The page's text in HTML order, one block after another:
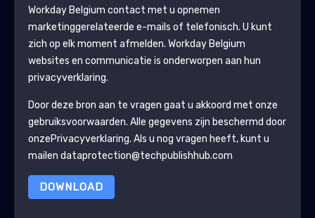
Workday Belgium contact met u opnemen
marketinggerelateerde e-mails of telefonisch. U kunt
zich op elk moment afmelden. Workday Belgium
websites en communicatie is onderworpen aan hun
privacyverklaring.
Door deze bron aan te vragen gaat u akkoord met onze
gebruiksvoorwaarden. Alle gegevens zijn beschermd door
onzePrivacyverklaring. Als u nog vragen heeft, kunt u
mailen dataprotection@techpublishhub.com
DOWNLOAD